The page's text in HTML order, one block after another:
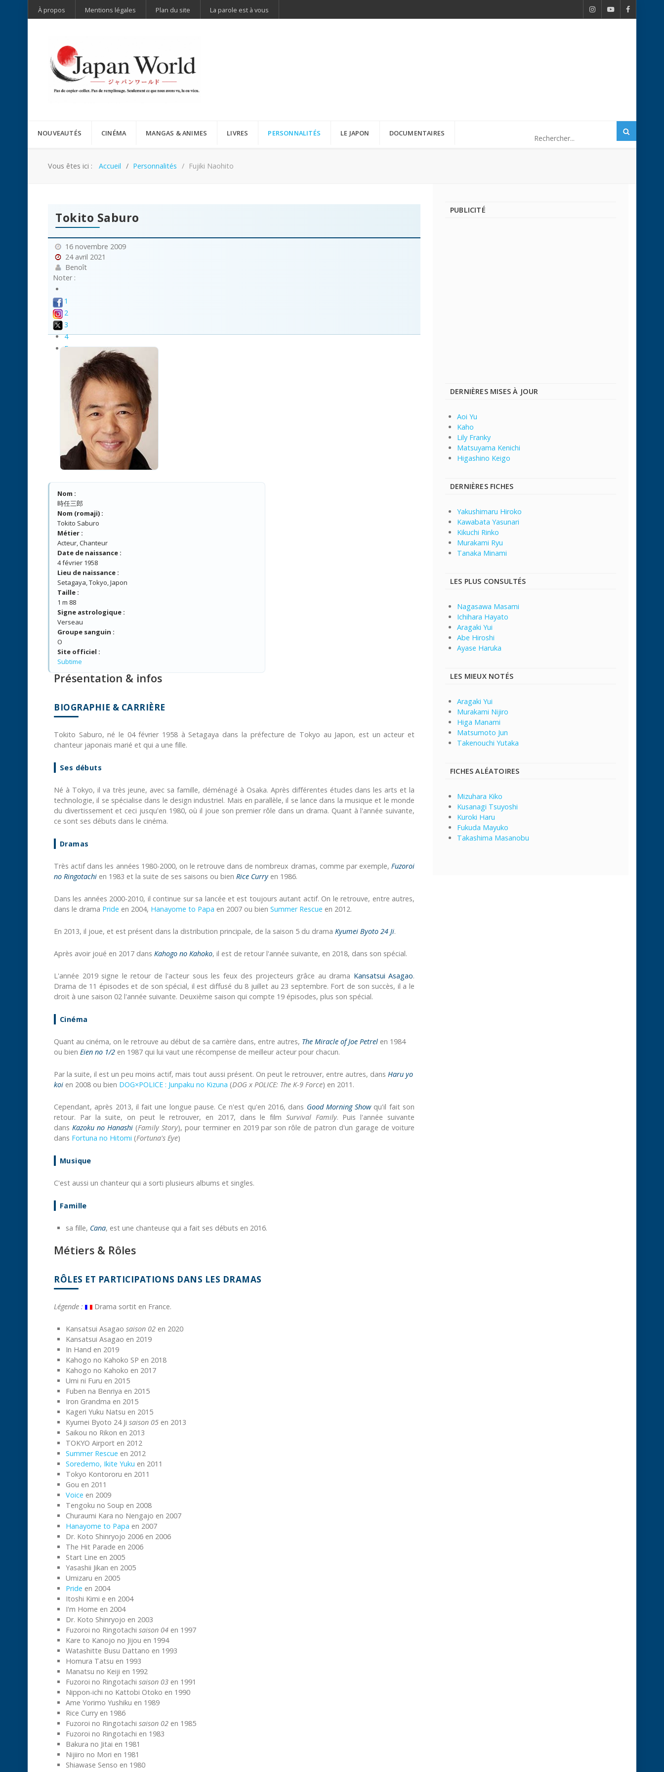
À propos Mentions légales Plan du site La parole est à vous
NOUVEAUTÉS CINÉMA MANGAS & ANIMES LIVRES PERSONNALITÉS LE JAPON DOCUMENTAIRES
Vous êtes ici : Accueil Personnalités Fujiki Naohito
Tokito Saburo
16 novembre 2009
24 avril 2021
Benoît
Noter :
1
2
3
4
5
Nom :
時任三郎
Nom (romaji) :
Tokito Saburo
Métier :
Acteur, Chanteur
Date de naissance :
4 février 1958
Lieu de naissance :
Setagaya, Tokyo, Japon
Taille :
1 m 88
Signe astrologique :
Verseau
Groupe sanguin :
O
Site officiel :
Subtime
Présentation & infos
BIOGRAPHIE & CARRIÈRE
Tokito Saburo, né le 04 février 1958 à Setagaya dans la préfecture de Tokyo au Japon, est un acteur et
chanteur japonais marié et qui a une fille.
Ses débuts
Né à Tokyo, il va très jeune, avec sa famille, déménagé à Osaka. Après différentes études dans les arts et la
technologie, il se spécialise dans le design industriel. Mais en parallèle, il se lance dans la musique et le monde
du divertissement et ceci jusqu'en 1980, où il joue son premier rôle dans un drama. Quant à l'année suivante,
ce sont ses débuts dans le cinéma.
Dramas
Très actif dans les années 1980-2000, on le retrouve dans de nombreux dramas, comme par exemple, Fuzoroi
no Ringotachi en 1983 et la suite de ses saisons ou bien Rice Curryen 1986.
Dans les années 2000-2010, il continue sur sa lancée et est toujours autant actif. On le retrouve, entre autres,
dans le drama Pride en 2004, Hanayome to Papa en 2007 ou bien Summer Rescue en 2012.
En 2013, il joue, et est présent dans la distribution principale, de la saison 5 du drama Kyumei Byoto 24 Ji.
Après avoir joué en 2017 dans Kahogo no Kahoko, il est de retour l'année suivante, en 2018, dans son spécial.
L'année 2019 signe le retour de l'acteur sous les feux des projecteurs grâce au drama Kansatsui Asagao.
Drama de 11 épisodes et de son spécial, il est diffusé du 8 juillet au 23 septembre. Fort de son succès, il a le
droit à une saison 02 l'année suivante. Deuxième saison qui compte 19 épisodes, plus son spécial.
Cinéma
Quant au cinéma, on le retrouve au début de sa carrière dans, entre autres, The Miracle of Joe Petrel en 1984
ou bien Eien no 1/2 en 1987 qui lui vaut une récompense de meilleur acteur pour chacun.
Par la suite, il est un peu moins actif, mais tout aussi présent. On peut le retrouver, entre autres, dans Haru yo
koi en 2008 ou bien DOG×POLICE : Junpaku no Kizuna (DOG x POLICE: The K-9 Force) en 2011.
Cependant, après 2013, il fait une longue pause. Ce n'est qu'en 2016, dans Good Morning Showqu'il fait son
retour. Par la suite, on peut le retrouver, en 2017, dans le film Survival Family. Puis l'année suivante
dans Kazoku no Hanashi(Family Story), pour terminer en 2019 par son rôle de patron d'un garage de voiture
dans Fortuna no Hitomi (Fortuna's Eye)
Musique
C'est aussi un chanteur qui a sorti plusieurs albums et singles.
Famille
sa fille, Cana, est une chanteuse qui a fait ses débuts en 2016.
Métiers & Rôles
RÔLES ET PARTICIPATIONS DANS LES DRAMAS
Légende : Drama sortit en France.
Kansatsui Asagao saison 02 en 2020
Kansatsui Asagao en 2019
In Hand en 2019
Kahogo no Kahoko SP en 2018
Kahogo no Kahoko en 2017
Umi ni Furu en 2015
Fuben na Benriya en 2015
Iron Grandma en 2015
Kageri Yuku Natsu en 2015
Kyumei Byoto 24 Ji saison 05 en 2013
Saikou no Rikon en 2013
TOKYO Airport en 2012
Summer Rescue en 2012
Soredemo, Ikite Yuku en 2011
Tokyo Kontororu en 2011
Gou en 2011
Voice en 2009
Tengoku no Soup en 2008
Churaumi Kara no Nengajo en 2007
Hanayome to Papa en 2007
Dr. Koto Shinryojo 2006 en 2006
The Hit Parade en 2006
Start Line en 2005
Yasashii Jikan en 2005
Umizaru en 2005
Pride en 2004
Itoshi Kimi e en 2004
I'm Home en 2004
Dr. Koto Shinryojo en 2003
Fuzoroi no Ringotachi saison 04 en 1997
Kare to Kanojo no Jijou en 1994
Watashitte Busu Dattano en 1993
Homura Tatsu en 1993
Manatsu no Keiji en 1992
Fuzoroi no Ringotachi saison 03 en 1991
Nippon-ichi no Kattobi Otoko en 1990
Ame Yorimo Yushiku en 1989
Rice Curry en 1986
Fuzoroi no Ringotachi saison 02 en 1985
Fuzoroi no Ringotachi en 1983
Bakura no Jitai en 1981
Nijiiro no Mori en 1981
Shiawase Senso en 1980
PUBLICITÉ
DERNIÈRES MISES À JOUR
Aoi Yu
Kaho
Lily Franky
Matsuyama Kenichi
Higashino Keigo
DERNIÈRES FICHES
Yakushimaru Hiroko
Kawabata Yasunari
Kikuchi Rinko
Murakami Ryu
Tanaka Minami
LES PLUS CONSULTÉS
Nagasawa Masami
Ichihara Hayato
Aragaki Yui
Abe Hiroshi
Ayase Haruka
LES MIEUX NOTÉS
Aragaki Yui
Murakami Nijiro
Higa Manami
Matsumoto Jun
Takenouchi Yutaka
FICHES ALÉATOIRES
Mizuhara Kiko
Kusanagi Tsuyoshi
Kuroki Haru
Fukuda Mayuko
Takashima Masanobu